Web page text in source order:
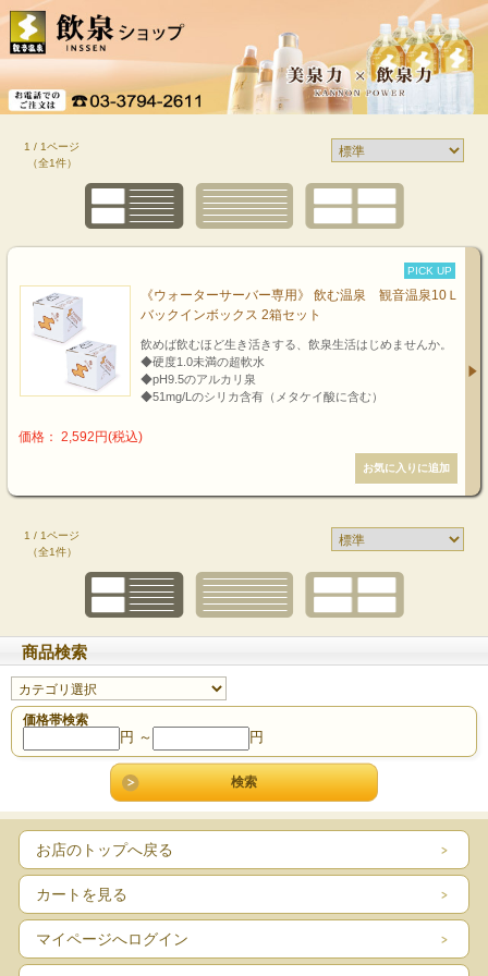
1 / 1ページ
（全1件）
PICK UP
《ウォーターサーバー専用》 飲む温泉 観音温泉10Ｌ
バックインボックス 2箱セット
飲めば飲むほど生き活きする、飲泉生活はじめませんか。
◆硬度1.0未満の超軟水
◆pH9.5のアルカリ泉
◆51mg/Lのシリカ含有（メタケイ酸に含む）
価格： 2,592円(税込)
1 / 1ページ
（全1件）
商品検索
価格帯検索
円 ～ 円
お店のトップへ戻る
カートを見る
マイページへログイン